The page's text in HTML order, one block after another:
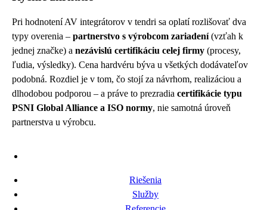
Riešenia
Služby
Pri hodnotení AV integrátorov v tendri sa oplatí rozlišovať dva
typy overenia – partnerstvo s výrobcom zariadení(vzťah k
jednej značke) a nezávislú certifikáciu celej firmy (procesy,
ľudia, výsledky). Cena hardvéru býva u všetkých dodávateľov
podobná. Rozdiel je v tom, čo stojí za návrhom, realizáciou a
dlhodobou podporou – a práve to prezradia certifikácie typu
PSNI Global Alliance a ISO normy, nie samotná úroveň
partnerstva u výrobcu.